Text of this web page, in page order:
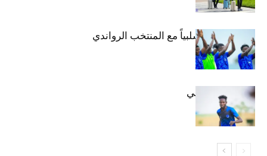
الهلال يتعادل سلبياً مع المنتخب الرواندي
إعدادياً
كنن يصل كيجالي